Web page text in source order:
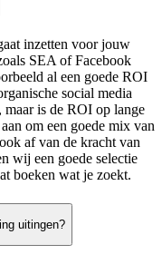
inzetten voor jouw
SEA of Facebook
al een goede ROI
social media
maar is de ROI op lange
om een goede mix van
af van de kracht van
wij een goede selectie
boeken wat je zoekt.
uitingen?